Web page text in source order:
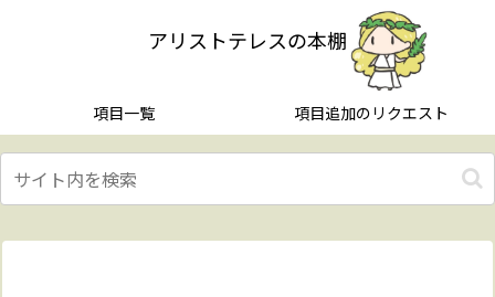
アリストテレスの本棚
項目一覧 項目追加のリクエスト